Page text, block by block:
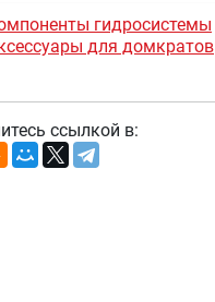
гидросистемы
для домкратов
ссылкой в: